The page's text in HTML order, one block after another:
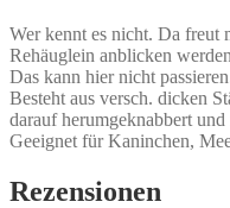
Wer kennt es nicht. Da freut
Rehäuglein anblicken
Das kann hier nicht
Besteht aus versch. dicken
darauf herumgeknabbert
Geeignet für Kaninchen,
Rezensionen